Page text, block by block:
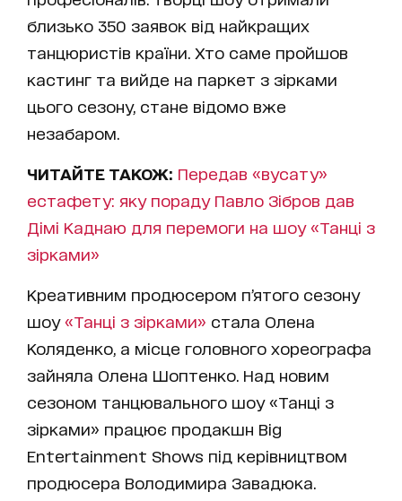
близько 350 заявок від найкращих
танцюристів країни. Хто саме пройшов
кастинг та вийде на паркет з зірками
цього сезону, стане відомо вже
незабаром.
ЧИТАЙТЕ ТАКОЖ: Передав «вусату»
естафету: яку пораду Павло Зібров дав
Дімі Каднаю для перемоги на шоу «Танці з
зірками»
Креативним продюсером п’ятого сезону
шоу «Танці з зірками» стала Олена
Коляденко, а місце головного хореографа
зайняла Олена Шоптенко. Над новим
сезоном танцювального шоу «Танці з
зірками» працює продакшн Big
Entertainment Shows під керівництвом
продюсера Володимира Завадюка.